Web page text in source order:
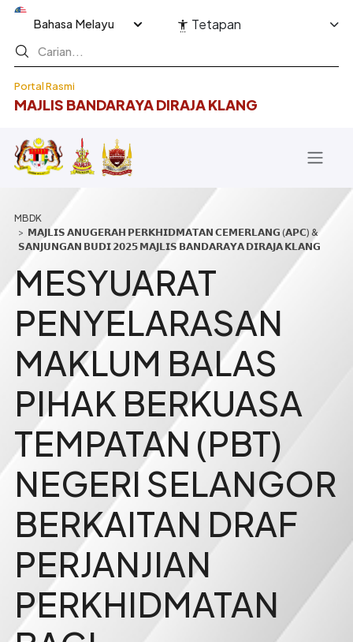
Langkau ke kandungan utama
Portal Rasmi
MAJLIS BANDARAYA DIRAJA KLANG
Select your language Tetapan
Breadcrumb
𝗠𝗔𝗝𝗟𝗜𝗦 𝗔𝗡𝗨𝗚𝗘𝗥𝗔𝗛 𝗣𝗘𝗥𝗞𝗛𝗜𝗗𝗠𝗔𝗧𝗔𝗡 𝗖𝗘𝗠𝗘𝗥𝗟𝗔𝗡𝗚 (𝗔𝗣𝗖) &
𝗦𝗔𝗡𝗝𝗨𝗡𝗚𝗔𝗡 𝗕𝗨𝗗𝗜 𝟮𝟬𝟮𝟱 𝗠𝗔𝗝𝗟𝗜𝗦 𝗕𝗔𝗡𝗗𝗔𝗥𝗔𝗬𝗔 𝗗𝗜𝗥𝗔𝗝𝗔 𝗞𝗟𝗔𝗡𝗚
MESYUARAT
PENYELARASAN
MAKLUM BALAS
PIHAK BERKUASA
TEMPATAN (PBT)
NEGERI SELANGOR
BERKAITAN DRAF
PERJANJIAN
PERKHIDMATAN